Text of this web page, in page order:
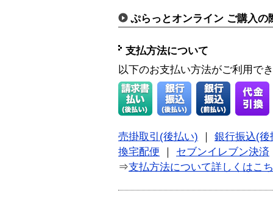
ぷらっとオンライン ご購入の
支払方法について
以下のお支払い方法がご利用で
売掛取引(後払い)
銀行振込(後
換宅配便
セブンイレブン決済
⇒支払方法について詳しくはこ